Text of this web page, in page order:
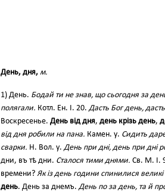
День, дня, м.
1) День. Бодай ти не знав, що сьогодня за
полягали. Котл. Ен. І. 20.Дасть Бог день,
Воскресенье. День від дня, день крізь день,
від дня робили на пана. Камен. у. Сидить
сварки. Н. Вол. у.День при дні, день при дні
дни, въ тѣ дни. Сталося тими днями. Св. М. І.
времени? Як із день години спинилися великі
день. День за днемъ.День по за день, та й